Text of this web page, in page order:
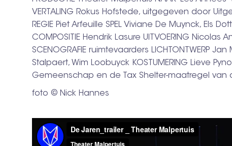
VERTALING Rokus Hofstede, uitgegeven door
REGIE Piet Arfeuille SPEL Viviane De Muynck, Els
COMPOSITIE Hendrik Lasure UITVOERING Nicolas
SCENOGRAFIE ruimtevaarders LICHTONTWERP
Stalpaert, Wim Loobuyck KOSTUMERING Lieve
Gemeenschap en de Tax Shelter-maatregel van
foto © Nick Hannes